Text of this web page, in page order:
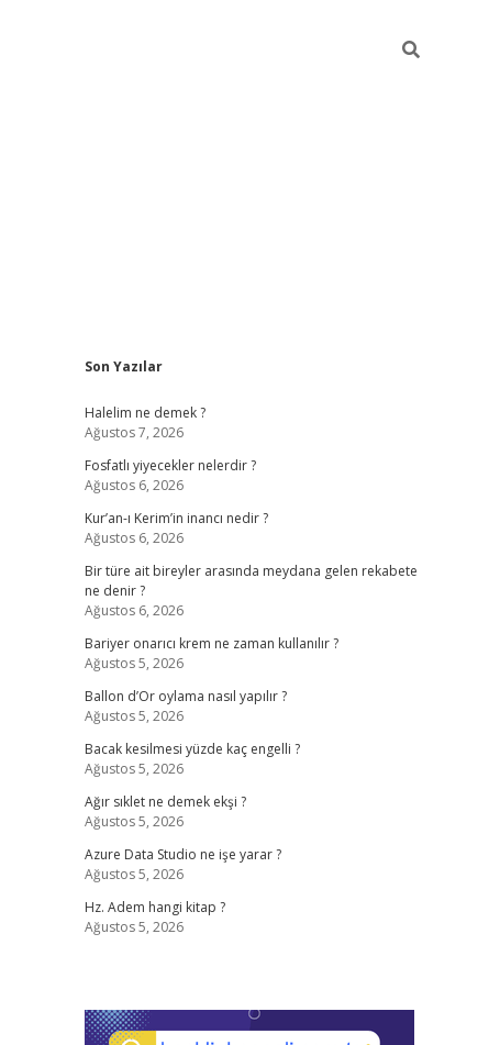
Sidebar
Son Yazılar
Halelim ne demek ?
Ağustos 7, 2026
Fosfatlı yiyecekler nelerdir ?
Ağustos 6, 2026
Kur’an-ı Kerim’in inancı nedir ?
Ağustos 6, 2026
Bir türe ait bireyler arasında meydana gelen rekabete
ne denir ?
Ağustos 6, 2026
Bariyer onarıcı krem ne zaman kullanılır ?
Ağustos 5, 2026
Ballon d’Or oylama nasıl yapılır ?
Ağustos 5, 2026
Bacak kesilmesi yüzde kaç engelli ?
Ağustos 5, 2026
Ağır sıklet ne demek ekşi ?
Ağustos 5, 2026
Azure Data Studio ne işe yarar ?
Ağustos 5, 2026
Hz. Adem hangi kitap ?
Ağustos 5, 2026